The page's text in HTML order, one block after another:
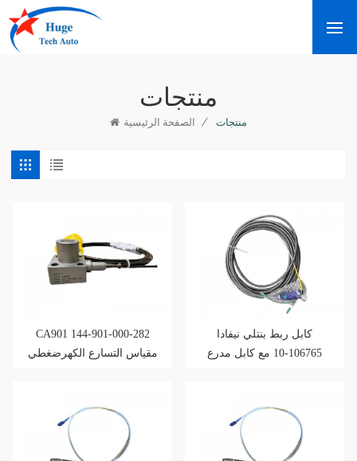
منتجات
الصفحة الرئيسية / منتجات
CA901 144-901-000-282
مقياس التسارع الكهرضغطي
كابل ربط بنتلي نيفادا
106765-10 مع كابل مدرع